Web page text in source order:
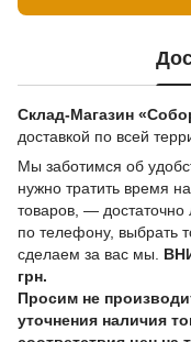
Склад-Магазин
доставкой по всей
Мы заботимся об
нужно тратить время
товаров, — достаточно
по телефону, выбрать
сделаем за вас мы.
грн.
Просим не
уточнения наличия